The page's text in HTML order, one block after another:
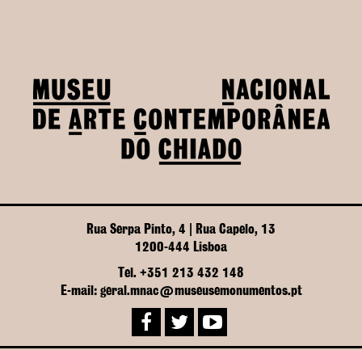
Rua Serpa Pinto, 4 | Rua Capelo, 13
1200-444 Lisboa
Tel. +351 213 432 148
E-mail: geral.mnac@museusemonumentos.pt